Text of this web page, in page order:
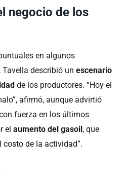
negocio de los
en algunos
describió un escenario
de los productores. “Hoy el
afirmó, aunque advirtió
fuerza en los últimos
el aumento del gasoil, que
de la actividad”.